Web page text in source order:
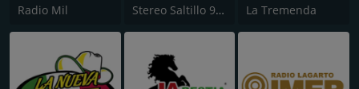
Radio Mil Stereo Saltillo 93.5 La Tremenda